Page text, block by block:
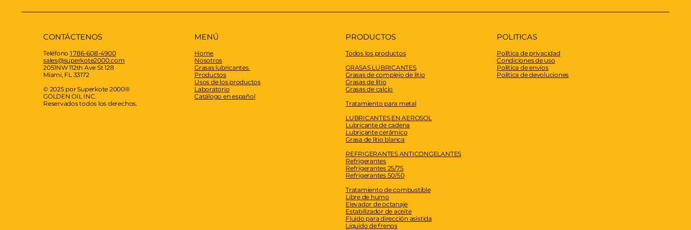
CONTÁCTENOS
Teléfono 1 786-608-4900
sales@superkote2000.com
2051NW 112th Ave St 128
Miami, FL 33172
© 2025 por Superkote 2000®
GOLDEN OIL INC.
Reservados todos los derechos.
MENÚ
Home
Nosotros
Grasas lubricantes
Productos
Usos de los productos
Laboratorio
Catálogo en español
PRODUCTOS
Todos los productos
GRASAS LUBRICANTES
Grasas de complejo de litio
Grasas de litio
Grasas de calcio
Tratamiento para metal
LUBRICANTES EN AEROSOL
Lubricante de cadena
Lubricante cerámico
Grasa de litio blanca
REFRIGERANTES ANTICONGELANTES
Refrigerantes
Refrigerantes 25/75
Refrigerantes 50/50
Tratamiento de combustible
Libre de humo
Elevador de octanaje
Estabilizador de aceite
Fluido para dirección asistida
Líquido de frenos
POLITICAS
Política de privacidad
Condiciones de uso
Política de envíos
Política de devoluciones